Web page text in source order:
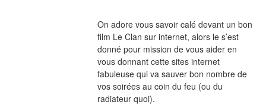
On adore vous savoir calé devant un bon
film Le Clan sur internet, alors le s’est
donné pour mission de vous aider en
vous donnant cette sites internet
fabuleuse qui va sauver bon nombre de
vos soirées au coin du feu (ou du
radiateur quoi).